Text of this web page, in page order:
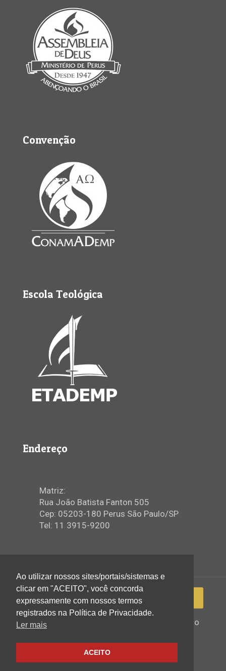
Convenção
Escola Teológica
Endereço
Matriz:
Rua João Batista Fanton 505
Cep: 05203-180 Perus São Paulo/SP
Tel: 11 3915-9200
2022 © Igreja Assembleia de Deus Ministério
Ao utilizar nossos sites/portais/sistemas e
clicar em "ACEITO", você concorda
expressamente com nossos termos
registrados na Política de Privacidade.
Ler mais
ACEITO